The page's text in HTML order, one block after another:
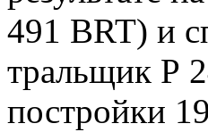
491 BRT) и
тральщик Р
постройки